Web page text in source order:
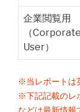
企業閲覧用
（Corporate
User）
※当レポートは
※下記記載のレ